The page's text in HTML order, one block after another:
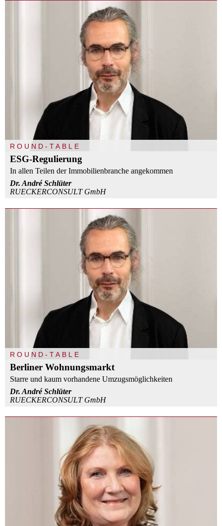
ROUND-TABLE
ESG-Regulierung
In allen Teilen der Immobilienbranche angekommen
Dr. André Schlüter
RUECKERCONSULT GmbH
ROUND-TABLE
Berliner Wohnungsmarkt
Starre und kaum vorhandene Umzugsmöglichkeiten
Dr. André Schlüter
RUECKERCONSULT GmbH